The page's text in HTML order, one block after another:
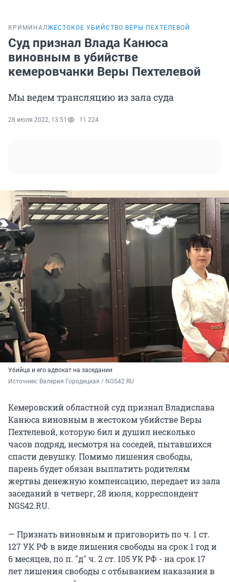
КРИМИНАЛЖЕСТОКОЕ УБИЙСТВО ВЕРЫ ПЕХТЕЛЕВОЙ
Суд признал Влада Канюса
виновным в убийстве
кемеровчанки Веры Пехтелевой
Мы ведем трансляцию из зала суда
28 июля 2022, 13:51 11 224
Убийца и его адвокат на заседании
Источник: Валерия Городецкая / NGS42.RU
Кемеровский областной суд признал Владислава
Канюса виновным в жестоком убийстве Веры
Пехтелевой, которую бил и душил несколько
часов подряд, несмотря на соседей, пытавшихся
спасти девушку. Помимо лишения свободы,
парень будет обязан выплатить родителям
жертвы денежную компенсацию, передает из зала
заседаний в четверг, 28 июля, корреспондент
NGS42.RU.
— Признать виновным и приговорить по ч. 1 ст.
127 УК РФ в виде лишения свободы на срок 1 год и
6 месяцев, по п. "д" ч. 2 ст. 105 УК РФ - на срок 17
лет лишения свободы с отбыванием наказания в